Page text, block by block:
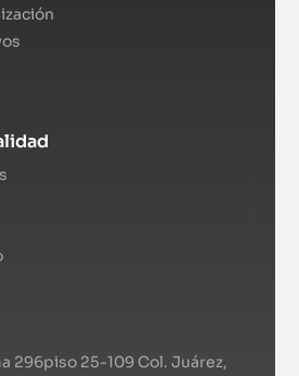
296piso 25-109 Col. Juárez,